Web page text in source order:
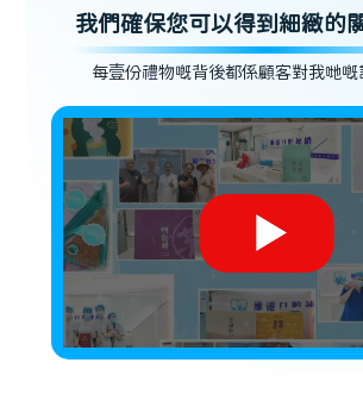
我們確保您可以得到細緻的
每壹份禮物嘅背後都係顧客對我哋